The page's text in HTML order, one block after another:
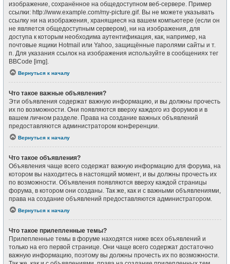
изображение, сохранённое на общедоступном веб-сервере. Пример
ссылки: http://www.example.com/my-picture.gif. Вы не можете указывать
ссылку ни на изображения, хранящиеся на вашем компьютере (если он
не является общедоступным сервером), ни на изображения, для
доступа к которым необходима аутентификация, как, например, на
почтовые ящики Hotmail или Yahoo, защищённые паролями сайты и т.
п. Для указания ссылок на изображения используйте в сообщениях тег
BBCode [img].
Вернуться к началу
Что такое важные объявления?
Эти объявления содержат важную информацию, и вы должны прочесть
их по возможности. Они появляются вверху каждого из форумов и в
вашем личном разделе. Права на создание важных объявлений
предоставляются администратором конференции.
Вернуться к началу
Что такое объявления?
Объявления чаще всего содержат важную информацию для форума, на
котором вы находитесь в настоящий момент, и вы должны прочесть их
по возможности. Объявления появляются вверху каждой страницы
форума, в котором они созданы. Так же, как и с важными объявлениями,
права на создание объявлений предоставляются администратором.
Вернуться к началу
Что такое прилепленные темы?
Прилепленные темы в форуме находятся ниже всех объявлений и
только на его первой странице. Они чаще всего содержат достаточно
важную информацию, поэтому вы должны прочесть их по возможности.